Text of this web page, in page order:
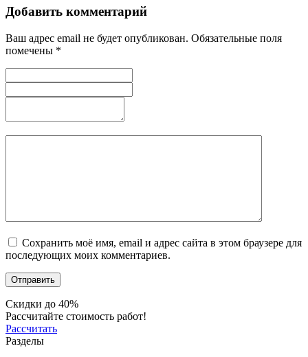
Добавить комментарий
Ваш адрес email не будет опубликован. Обязательные поля
помечены *
Сохранить моё имя, email и адрес сайта в этом браузере для
последующих моих комментариев.
Скидки до 40%
Рассчитайте стоимость работ!
Рассчитать
Разделы